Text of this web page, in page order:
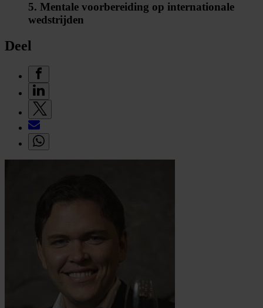
5. Mentale voorbereiding op internationale
wedstrijden
Deel